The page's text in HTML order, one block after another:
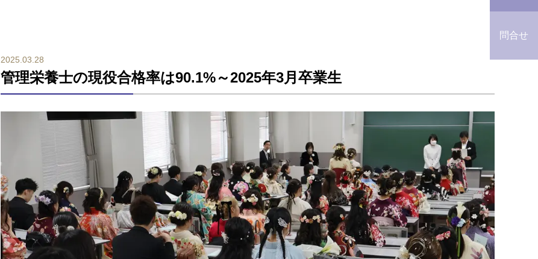
問合せ
2025.03.28
管理栄養士の現役合格率は90.1%～2025年3月卒業生